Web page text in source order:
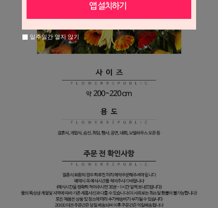
일주일간 열지 않기